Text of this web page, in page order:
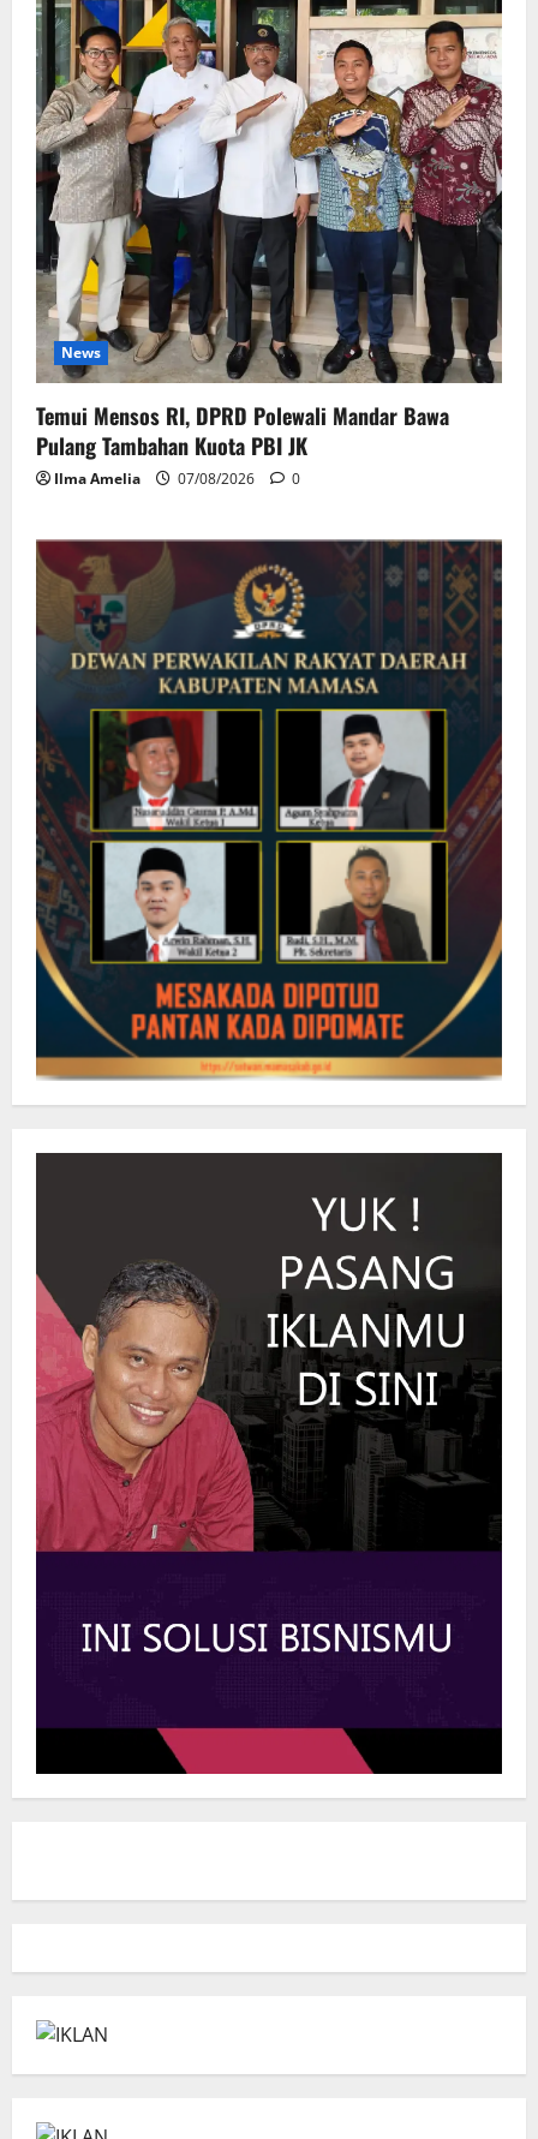
News
Temui Mensos RI, DPRD Polewali Mandar Bawa
Pulang Tambahan Kuota PBI JK
Ilma Amelia 07/08/2026 0